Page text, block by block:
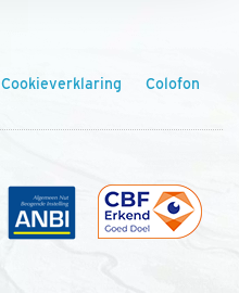
Cookieverklaring Colofon